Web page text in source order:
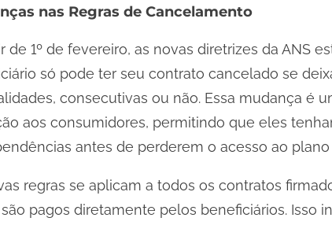
nas Regras de Cancelamento
de 1º de fevereiro, as novas diretrizes da ANS
só pode ter seu contrato cancelado se
consecutivas ou não. Essa mudança é
aos consumidores, permitindo que eles
antes de perderem o acesso ao
regras se aplicam a todos os contratos
pagos diretamente pelos beneficiários. Isso